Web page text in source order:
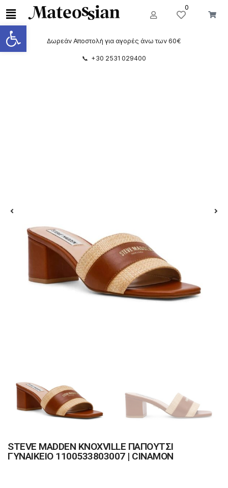
Ανοίξτε τη γραμμή εργαλείων
0
Δωρεάν Αποστολή για αγορές άνω των 60€
📞 +30 2531 029400
STEVE MADDEN KNOXVILLE ΠΑΠΟΥΤΣΙ
ΓΥΝΑΙΚΕΙΟ 1100533803007 | CINAMON